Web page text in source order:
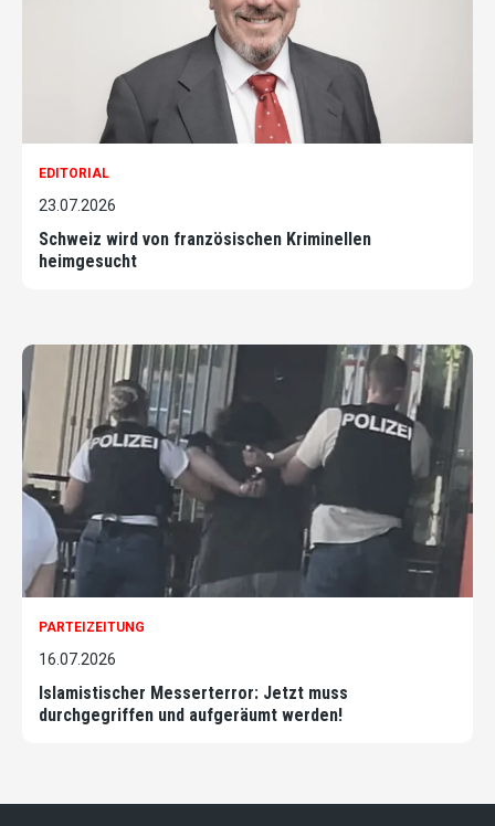
EDITORIAL
23.07.2026
Schweiz wird von französischen Kriminellen
heimgesucht
PARTEIZEITUNG
16.07.2026
Islamistischer Messerterror: Jetzt muss
durchgegriffen und aufgeräumt werden!